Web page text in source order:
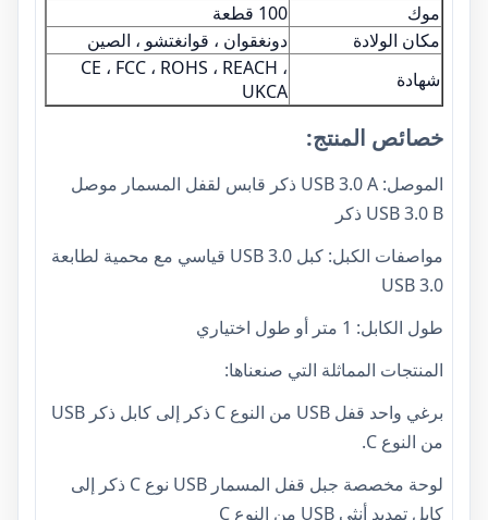
موك
100 قطعة
مكان الولادة
دونغقوان ، قوانغتشو ، الصين
شهادة
CE ، FCC ، ROHS ، REACH ،
UKCA
خصائص المنتج:
الموصل: USB 3.0 A ذكر قابس لقفل المسمار موصل
USB 3.0 B ذكر
مواصفات الكبل: كبل USB 3.0 قياسي مع محمية لطابعة
USB 3.0
طول الكابل: 1 متر أو طول اختياري
المنتجات المماثلة التي صنعناها:
برغي واحد قفل USB من النوع C ذكر إلى كابل ذكر USB
من النوع C.
لوحة مخصصة جبل قفل المسمار USB نوع C ذكر إلى
كابل تمديد أنثى USB من النوع C